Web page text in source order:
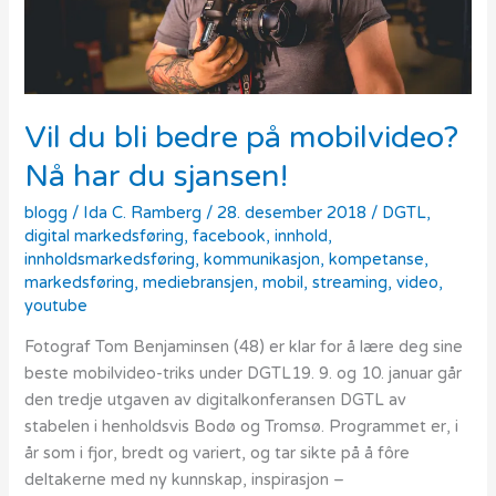
Vil du bli bedre på mobilvideo?
Nå har du sjansen!
blogg / Ida C. Ramberg /28. desember 2018 / DGTL,
digital markedsføring,facebook,innhold,
innholdsmarkedsføring,kommunikasjon,kompetanse,
markedsføring,mediebransjen,mobil,streaming,video,
youtube
Fotograf Tom Benjaminsen (48) er klar for å lære deg sine
beste mobilvideo-triks under DGTL19. 9. og 10. januar går
den tredje utgaven av digitalkonferansen DGTL av
stabelen i henholdsvis Bodø og Tromsø. Programmet er, i
år som i fjor, bredt og variert, og tar sikte på å fôre
deltakerne med ny kunnskap, inspirasjon –
sjansen!